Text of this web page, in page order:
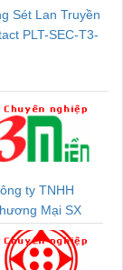
Sét Lan Truyền
PLT-SEC-T3-
ty TNHH
Mại SX
Miền